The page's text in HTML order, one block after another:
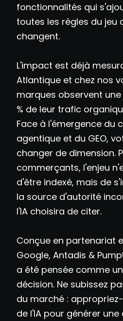
fonctionnalités qui
toutes les règles du jeu
changent.
L'impact est déjà
Atlantique et chez nos
marques observent
% de leur trafic
Face à l'émergence du
agentique et du GEO,
changer de dimension.
commerçants, l'enjeu
d'être indexé, mais de
la source d'autorité
l'IA choisira de citer.
Conçue en partenariat
Google, Antadis &
a été pensée comme
décision. Ne subissez
du marché :
de l'IA pour générer